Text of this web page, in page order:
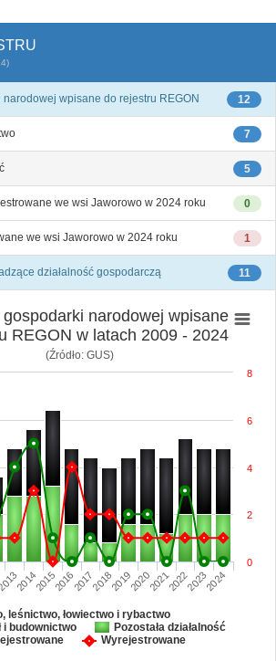
12
wpisane do rejestru REGON
7
5
0
we wsi Jaworowo w 2024 roku
1
we wsi Jaworowo w 2024 roku
11
działalność gospodarczą
narodowej wpisane
REGON w latach 2009 - 2024
(Źródło: GUS)
20142015201620172018201920202021202220232024
0
2
4
6
8
leśnictwo, łowiectwo i rybactwo
i budownictwo
Pozostała działalność
Wyrejestrowane